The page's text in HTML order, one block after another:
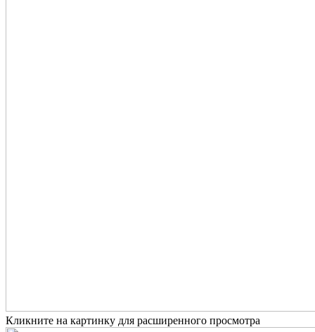
Кликните на картинку для расширенного просмотра